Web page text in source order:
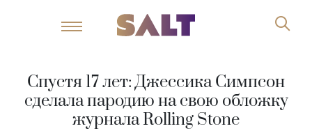
Спустя 17 лет: Джессика Симпсон
сделала пародию на свою обложку
журнала Rolling Stone